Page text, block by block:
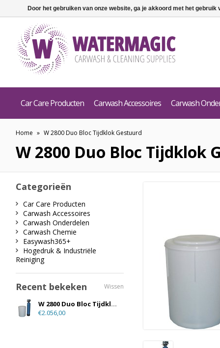
Car Care Producten Carwash Accessoires Carwash
Home » W 2800 Duo Bloc Tijdklok Gestuurd
W 2800 Duo Bloc Tijdklok
Categorieën
Car Care Producten
Carwash Accessoires
Carwash Onderdelen
Carwash Chemie
Easywash365+
Hogedruk & Industriële
Reiniging
Recent bekeken Wissen
W 2800 Duo Bloc Tijdklok Gestuurd
€2.056,00
Door het gebruiken van onze website, ga je akkoord met het